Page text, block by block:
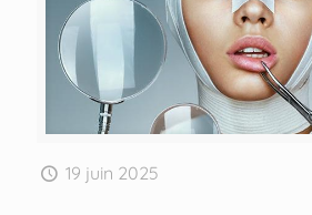
19 juin 2025